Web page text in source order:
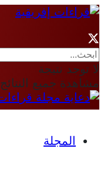
لا توجد نتيجة
مشاهدة جميع النتائج
المجلة